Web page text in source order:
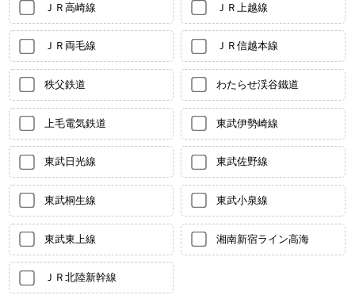
ＪＲ高崎線 ＪＲ上越線
ＪＲ両毛線 ＪＲ信越本線
秩父鉄道 わたらせ渓谷鐵道
上毛電気鉄道 東武伊勢崎線
東武日光線 東武佐野線
東武桐生線 東武小泉線
東武東上線 湘南新宿ライン高海
ＪＲ北陸新幹線